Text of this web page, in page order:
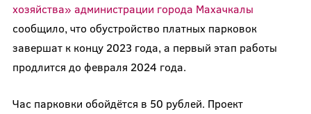
хозяйства» администрации города Махачкалы
сообщило, что обустройство платных парковок
завершат к концу 2023 года, а первый этап работы
продлится до февраля 2024 года.
Час парковки обойдётся в 50 рублей. Проект